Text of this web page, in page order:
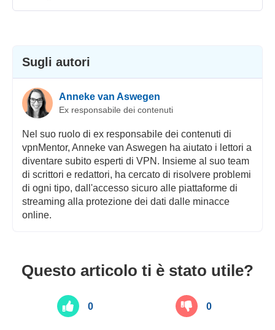
Sugli autori
Anneke van Aswegen
Ex responsabile dei contenuti
Nel suo ruolo di ex responsabile dei contenuti di
vpnMentor, Anneke van Aswegen ha aiutato i lettori a
diventare subito esperti di VPN. Insieme al suo team
di scrittori e redattori, ha cercato di risolvere problemi
di ogni tipo, dall'accesso sicuro alle piattaforme di
streaming alla protezione dei dati dalle minacce
online.
Questo articolo ti è stato utile?
0 0